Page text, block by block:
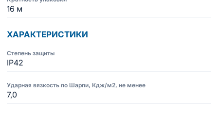
16 м
ХАРАКТЕРИСТИКИ
Степень защиты
IP42
Ударная вязкость по Шарпи, Кдж/м2, не менее
7,0